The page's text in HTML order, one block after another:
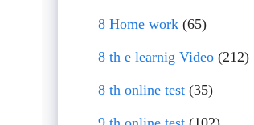
8 Home work(65)
8 th e learnig Video(212)
8 th online test(35)